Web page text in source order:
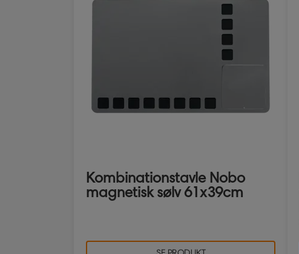
Kombinationstavle Nobo
magnetisk sølv 61x39cm